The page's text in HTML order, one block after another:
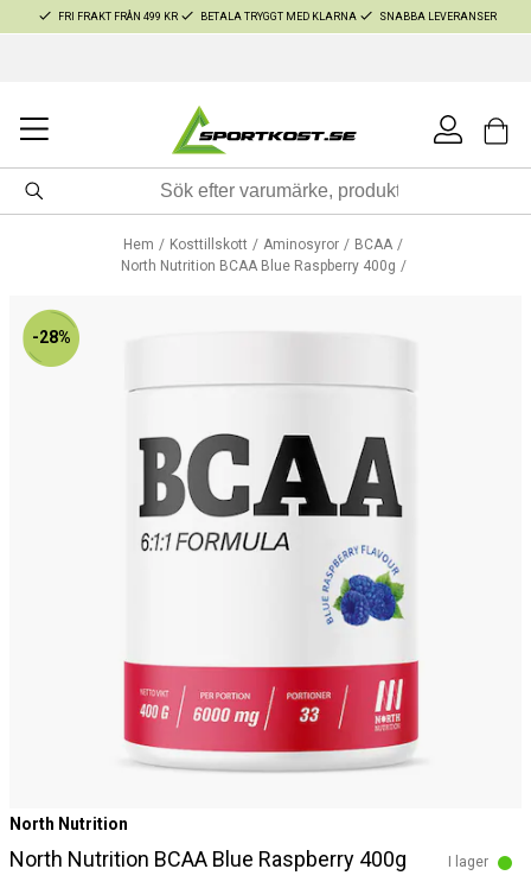
FRI FRAKT FRÅN 499 KR BETALA TRYGGT MED KLARNA SNABBA LEVERANSER
Hem Kosttillskott Aminosyror
BCAA
North Nutrition BCAA Blue Raspberry 400g
-28%
North Nutrition
North Nutrition BCAA Blue Raspberry 400g I lager